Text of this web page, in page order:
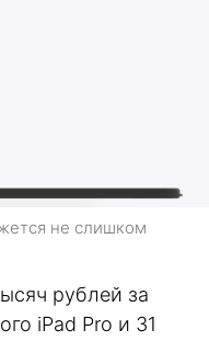
не слишком
рублей за
iPad Pro и 31